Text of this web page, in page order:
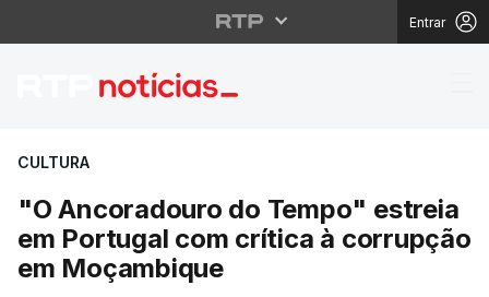
Entrar
"O Ancoradouro do
CULTURA
"O Ancoradouro do Tempo" estreia
em Portugal com crítica à corrupção
em Moçambique